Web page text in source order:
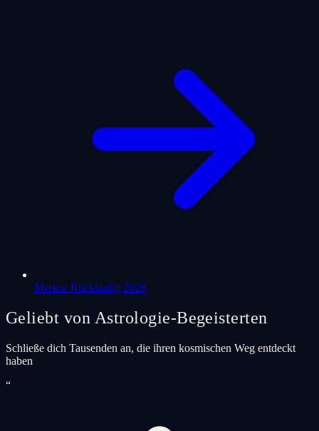
Merkur Rückläufig 2026
Geliebt von Astrologie-Begeisterten
Schließe dich Tausenden an, die ihren kosmischen Weg entdeckt
haben
“